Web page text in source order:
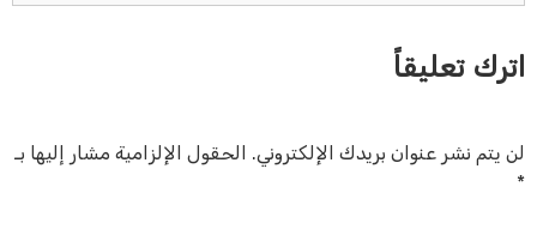
اترك تعليقاً
لن يتم نشر عنوان بريدك الإلكتروني.
الحقول الإلزامية مشار إليها بـ
*